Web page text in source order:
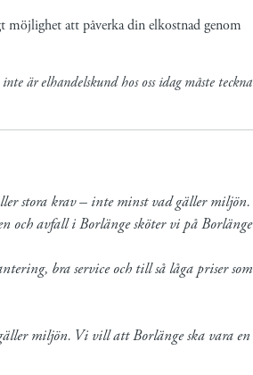
möjlighet att påverka din elkostnad genom
är elhandelskund hos oss idag måste teckna
stora krav – inte minst vad gäller miljön.
och avfall i Borlänge sköter vi på Borlänge
bra service och till så låga priser som
miljön. Vi vill att Borlänge ska vara en